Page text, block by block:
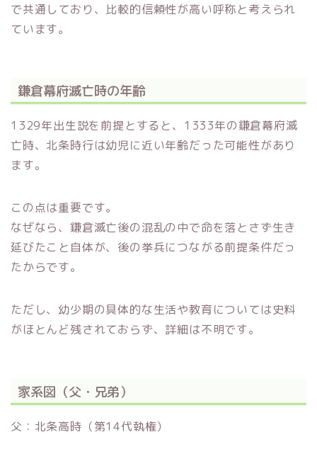
で共通しており、比較的信頼性が高い呼称と考えられ
ています。
鎌倉幕府滅亡時の年齢
1329年出生説を前提とすると、1333年の鎌倉幕府滅
亡時、北条時行は幼児に近い年齢だった可能性があり
ます。
この点は重要です。
なぜなら、鎌倉滅亡後の混乱の中で命を落とさず生き
延びたこと自体が、後の挙兵につながる前提条件だっ
たからです。
ただし、幼少期の具体的な生活や教育については史料
がほとんど残されておらず、詳細は不明です。
家系図（父・兄弟）
父：北条高時（第14代執権）